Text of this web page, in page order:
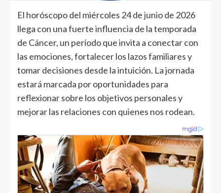
El horóscopo del miércoles 24 de junio de 2026
llega con una fuerte influencia de la temporada
de Cáncer, un período que invita a conectar con
las emociones, fortalecer los lazos familiares y
tomar decisiones desde la intuición. La jornada
estará marcada por oportunidades para
reflexionar sobre los objetivos personales y
mejorar las relaciones con quienes nos rodean.